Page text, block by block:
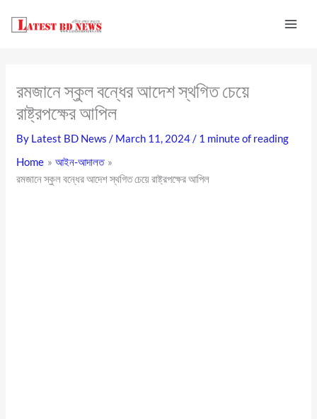
রমজানে স্কুল বন্ধের আদেশ স্থগিত চেয়ে
রাষ্ট্রপক্ষের আপিল
By Latest BD News/ March 11, 2024/ 1 minute of reading
Home
আইন-আদালত
রমজানে স্কুল বন্ধের আদেশ স্থগিত চেয়ে রাষ্ট্রপক্ষের আপিল